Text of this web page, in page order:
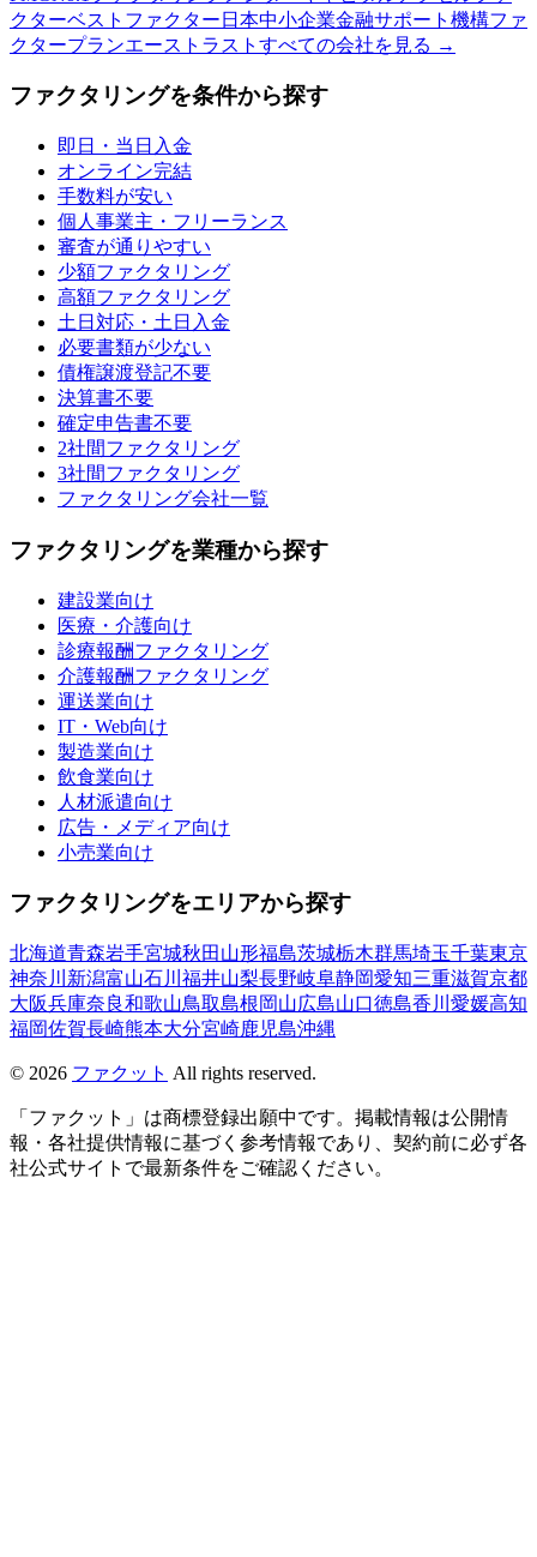
クターベストファクター 日本中小企業金融サポート機構ファ
クタープランエーストラスト すべての会社を見る →
ファクタリングを条件から探す
即日・当日入金
オンライン完結
手数料が安い
個人事業主・フリーランス
審査が通りやすい
少額ファクタリング
高額ファクタリング
土日対応・土日入金
必要書類が少ない
債権譲渡登記不要
決算書不要
確定申告書不要
2社間ファクタリング
3社間ファクタリング
ファクタリング会社一覧
ファクタリングを業種から探す
建設業向け
医療・介護向け
診療報酬ファクタリング
介護報酬ファクタリング
運送業向け
IT・Web向け
製造業向け
飲食業向け
人材派遣向け
広告・メディア向け
小売業向け
ファクタリングをエリアから探す
北海道青森岩手宮城秋田 山形福島茨城栃木群馬埼玉千葉東京
神奈川 新潟富山石川 福井山梨長野岐阜静岡愛知三重滋賀京都
大阪兵庫奈良和歌山鳥取島根岡山広島山口徳島香川 愛媛高知
福岡佐賀長崎熊本大分宮崎鹿児島沖縄
© 2026 ファクット All rights reserved.
「ファクット」は商標登録出願中です。掲載情報は公開情
報・各社提供情報に基づく参考情報であり、契約前に必ず各
社公式サイトで最新条件をご確認ください。